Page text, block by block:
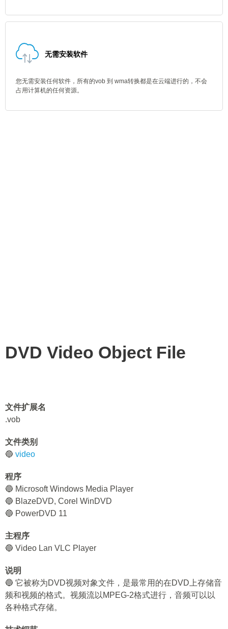
无需安装软件
您无需安装任何软件，所有的vob 到 wma转换都是在云端进行的，不会
占用计算机的任何资源。
DVD Video Object File
文件扩展名
.vob
文件类别
🔵 video
程序
🔵 Microsoft Windows Media Player
🔵 BlazeDVD, Corel WinDVD
🔵 PowerDVD 11
主程序
🔵 Video Lan VLC Player
说明
🔵 它被称为DVD视频对象文件，是最常用的在DVD上存储音
频和视频的格式。视频流以MPEG-2格式进行，音频可以以
各种格式存储。